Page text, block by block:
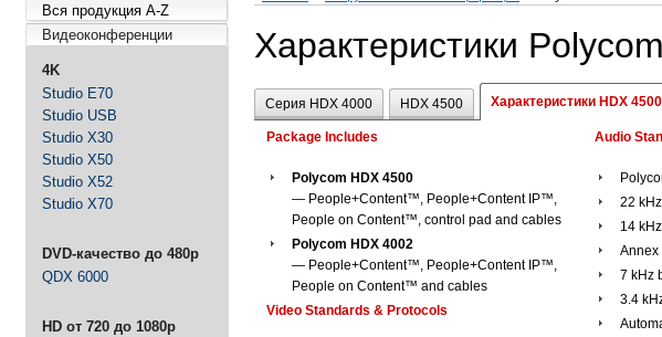
Вся продукция A-Z
Видеоконференции
4K
Studio E70
Studio USB
Studio X30
Studio X50
Studio X52
Studio X70
DVD-качество до 480p
QDX 6000
HD от 720 до 1080p
Характеристики
Серия HDX 4000 HDX 4500 Характеристики HDX 4500
Package Includes
Polycom HDX 4500
— People+Content™, People+Content IP™,
People on Content™, control pad and cables
Polycom HDX 4002
— People+Content™, People+Content IP™,
People on Content™ and cables
Video Standards & Protocols
Audio
22
14
Annex
7 kHz
3.4